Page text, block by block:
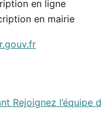
en ligne
en mairie
Rejoignez l’équipe